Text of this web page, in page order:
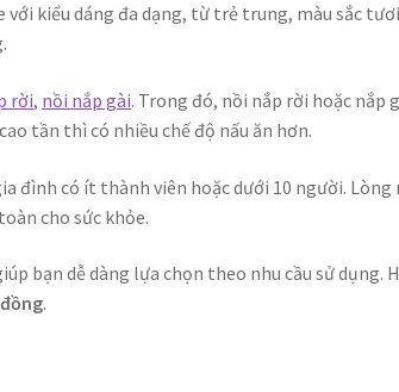
kiểu dáng đa dạng, từ trẻ trung, màu sắc tươi
rời, nồi nắp gài. Trong đó, nồi nắp rời hoặc nắp
tần thì có nhiều chế độ nấu ăn hơn.
đình có ít thành viên hoặc dưới 10 người. Lòng
cho sức khỏe.
bạn dễ dàng lựa chọn theo nhu cầu sử dụng.
.